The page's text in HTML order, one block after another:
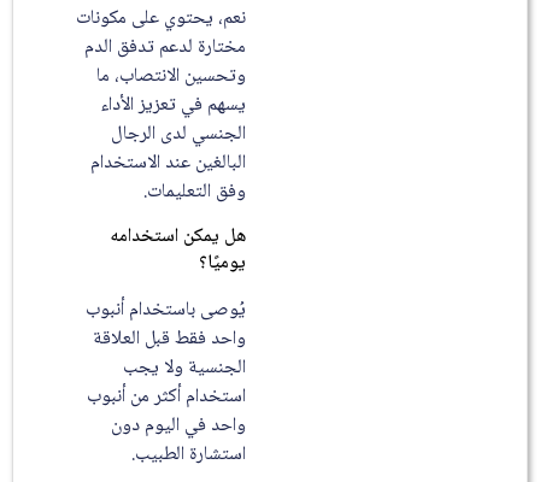
نعم، يحتوي على مكونات
مختارة لدعم تدفق الدم
وتحسين الانتصاب، ما
يسهم في تعزيز الأداء
الجنسي لدى الرجال
البالغين عند الاستخدام
وفق التعليمات.
هل يمكن استخدامه
يوميًا؟
يُوصى باستخدام أنبوب
واحد فقط قبل العلاقة
الجنسية ولا يجب
استخدام أكثر من أنبوب
واحد في اليوم دون
استشارة الطبيب.